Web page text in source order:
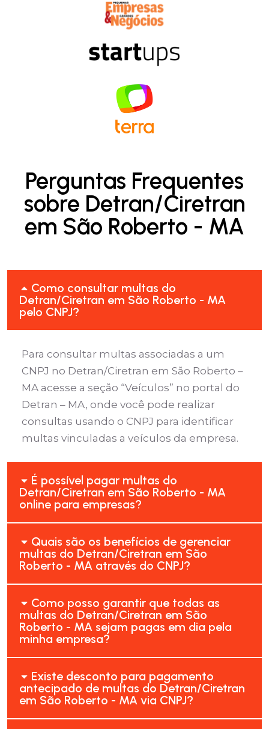
Perguntas Frequentes
sobre Detran/Ciretran
em São Roberto - MA
Como consultar multas do
Detran/Ciretran em São Roberto - MA
pelo CNPJ?
Para consultar multas associadas a um
CNPJ no Detran/Ciretran em São Roberto –
MA acesse a seção “Veículos” no portal do
Detran – MA, onde você pode realizar
consultas usando o CNPJ para identificar
multas vinculadas a veículos da empresa.
É possível pagar multas do
Detran/Ciretran em São Roberto - MA
online para empresas?
Quais são os benefícios de gerenciar
multas do Detran/Ciretran em São
Roberto - MA através do CNPJ?
Como posso garantir que todas as
multas do Detran/Ciretran em São
Roberto - MA sejam pagas em dia pela
minha empresa?
Existe desconto para pagamento
antecipado de multas do Detran/Ciretran
em São Roberto - MA via CNPJ?